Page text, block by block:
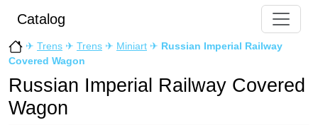
Catalog
✈ Trens ✈ Trens ✈ Miniart ✈ Russian Imperial Railway
Covered Wagon
Russian Imperial Railway Covered
Wagon